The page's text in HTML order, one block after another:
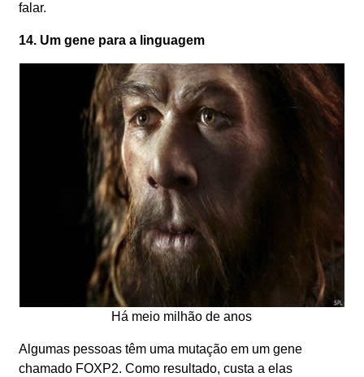
falar.
14. Um gene para a linguagem
Há meio milhão de anos
Algumas pessoas têm uma mutação em um gene
chamado FOXP2. Como resultado, custa a elas